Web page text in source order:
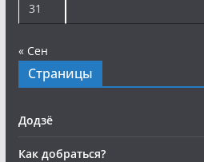
31
« Сен
Страницы
Додзё
Как добраться?